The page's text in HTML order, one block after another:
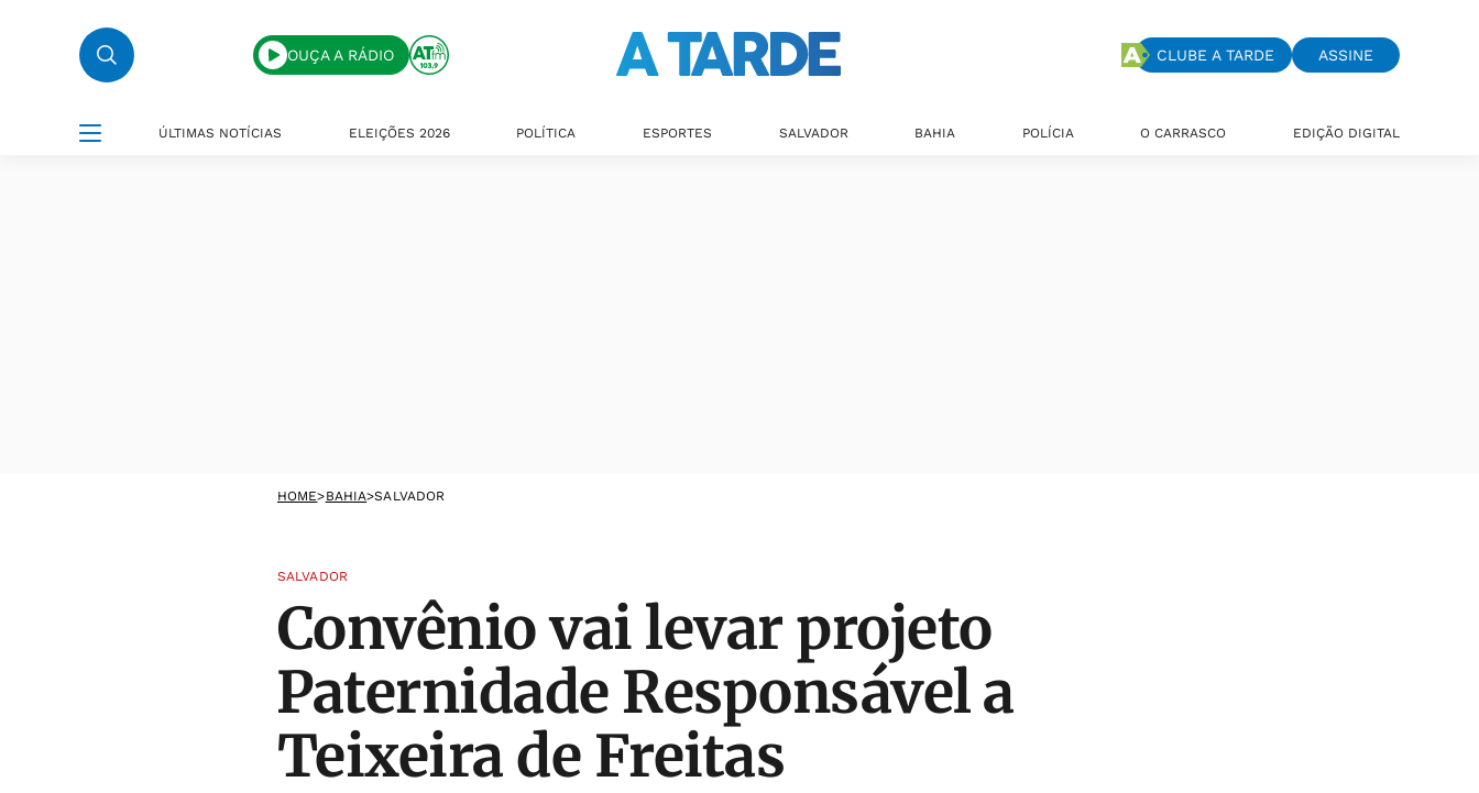
OUÇA A RÁDIO CLUBE A TARDE ASSINE
ÚLTIMAS NOTÍCIAS ELEIÇÕES 2026 POLÍTICA ESPORTES SALVADOR BAHIA POLÍCIA O CARRASCO EDIÇÃO DIGITAL
HOME>BAHIA>SALVADOR
SALVADOR
Convênio vai levar projeto
Paternidade Responsável a
Teixeira de Freitas